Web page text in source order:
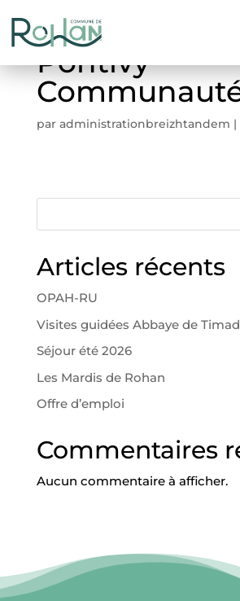
G
E
R
A
P
O
I
QUOTIDIEN
Pontivy
par administrationbreizhtandem |
Articles récents
OPAH-RU
Visites guidées Abbaye de
Séjour été 2026
Les Mardis de Rohan
Offre d’emploi
Commentaires
Aucun commentaire à afficher.